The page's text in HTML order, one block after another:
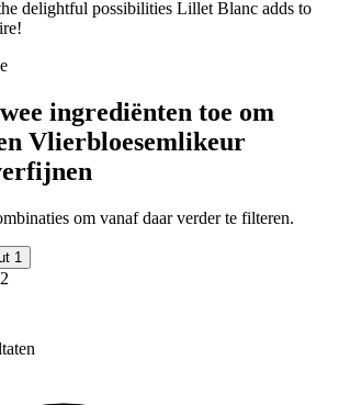
delightful possibilities Lillet Blanc adds to
ingrediënten toe om
Vlierbloesemlikeur
om vanaf daar verder te filteren.
1